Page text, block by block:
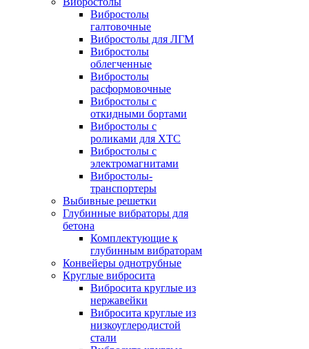
Вибростолы
галтовочные
Вибростолы для ЛГМ
Вибростолы
облегченные
Вибростолы
расформовочные
Вибростолы с
откидными бортами
Вибростолы с
роликами для ХТС
Вибростолы с
электромагнитами
Вибростолы-
транспортеры
Выбивные решетки
Глубинные вибраторы для
бетона
Комплектующие к
глубинным вибраторам
Конвейеры однотрубные
Круглые вибросита
Вибросита круглые из
нержавейки
Вибросита круглые из
низкоуглеродистой
стали